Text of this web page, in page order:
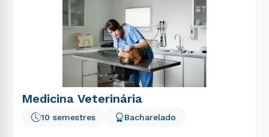
Medicina Veterinária
Bacharelado
10 semestres